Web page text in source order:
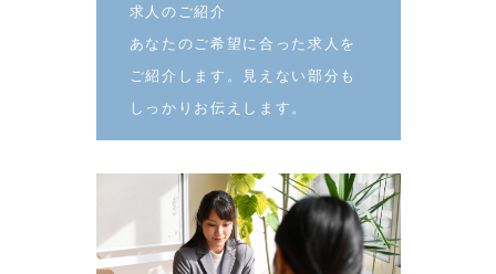
求人のご紹介
あなたのご希望に合った求人を
ご紹介します。見えない部分も
しっかりお伝えします。